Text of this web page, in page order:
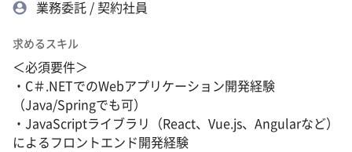
業務委託 / 契約社員
求めるスキル
＜必須要件＞
・C＃.NETでのWebアプリケーション開発経験
（Java/Springでも可）
・JavaScriptライブラリ（React、Vue.js、Angularなど）
によるフロントエンド開発経験